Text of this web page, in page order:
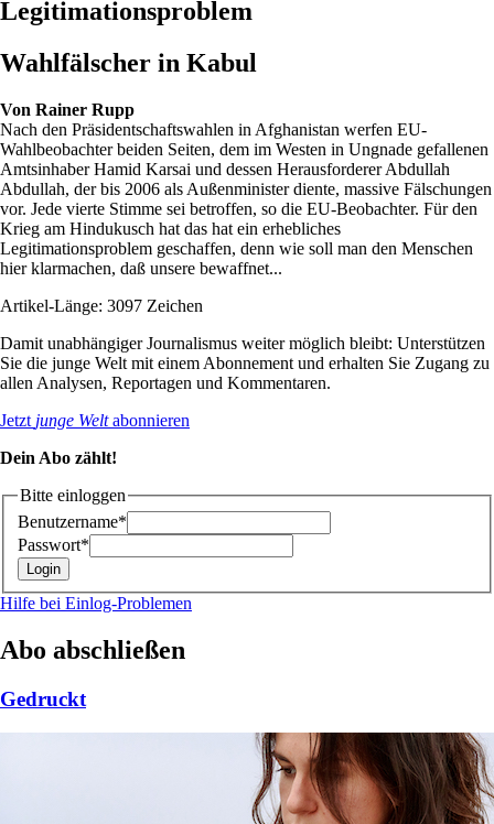
Legitimationsproblem
Wahlfälscher in Kabul
Von Rainer Rupp
Nach den Präsidentschaftswahlen in Afghanistan werfen EU-
Wahlbeobachter beiden Seiten, dem im Westen in Ungnade gefallenen
Amtsinhaber Hamid Karsai und dessen Herausforderer Abdullah
Abdullah, der bis 2006 als Außenminister diente, massive Fälschungen
vor. Jede vierte Stimme sei betroffen, so die EU-Beobachter. Für den
Krieg am Hindukusch hat das hat ein erhebliches
Legitimationsproblem geschaffen, denn wie soll man den Menschen
hier klarmachen, daß unsere bewaffnet...
Artikel-Länge: 3097 Zeichen
Damit unabhängiger Journalismus weiter möglich bleibt: Unterstützen
Sie die junge Welt mit einem Abonnement und erhalten Sie Zugang zu
allen Analysen, Reportagen und Kommentaren.
Jetzt junge Weltabonnieren
Dein Abo zählt!
Bitte einloggen
Benutzername*
Passwort*
Hilfe bei Einlog-Problemen
Abo abschließen
Gedruckt